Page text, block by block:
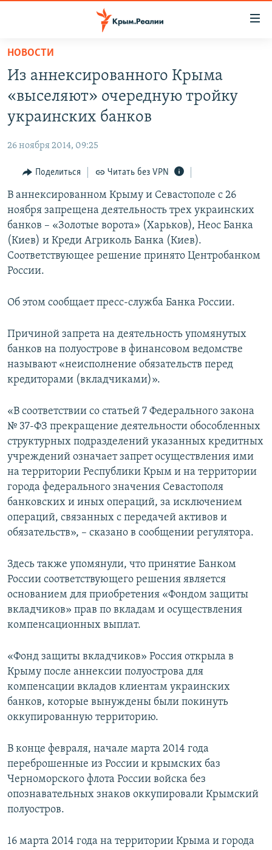
Вернуться
основному
содержанию
главной
навигации
Вернутся
поиску
11 ЛЕТ ОККУПАЦИИ КРЫМА. 11 ИСТОРИЙ СОПРОТИВЛЕНИЯ
ЕЩЕ
ИНТЕРАКТИВ
ИНФОГРАФИКА
ТЕЛЕПРОЕКТ КРЫМ.РЕАЛИИ
СОВЕТЫ ПРАВОЗАЩИТНИКОВ
ПРОПАВШИЕ БЕЗ ВЕСТИ
КРЫМ.НЕПОКОРЕННЫЙ
УКРАИНСКАЯ ПРОБЛЕМА КРЫМА
РАДІО СВОБОДА
КАК ОБОЙТИ БЛОКИРОВКУ
Українською
Qırımtatar
Все сайты RFE/RL
НОВОСТИ
Из аннексированного Крыма
«выселяют» очередную тройку
украинских банков
26 ноября 2014, 09:25
Поделиться Читать без VPN
В аннексированном Крыму и Севастополе с 26
ноября запрещена деятельность трех украинских
банков – «Золотые ворота» (Харьков), Неос Банка
(Киев) и Креди Агриколь Банка (Киев).
Соответствующее решение принято Центробанком
России.
Об этом сообщает пресс-служба Банка России.
Причиной запрета на деятельность упомянутых
банков на полуострове в финансовом ведомстве
называют «неисполнение обязательств перед
кредиторами (вкладчиками)».
«В соответствии со статьей 7 Федерального закона
№ 37-ФЗ прекращение деятельности обособленных
структурных подразделений указанных кредитных
учреждений означает запрет осуществления ими
на территории Республики Крым и на территории
города федерального значения Севастополя
банковских и иных операций, за исключением
операций, связанных с передачей активов и
обязательств», – сказано в сообщении регулятора.
Здесь также упомянули, что принятие Банком
России соответствующего решения является
основанием для приобретения «Фондом защиты
вкладчиков» прав по вкладам и осуществления
компенсационных выплат.
«Фонд защиты вкладчиков» Россия открыла в
Крыму после аннексии полуострова для
компенсации вкладов клиентам украинских
банков, которые вынуждены были покинуть
оккупированную территорию.
В конце февраля, начале марта 2014 года
переброшенные из России и крымских баз
Черноморского флота России войска без
опознавательных знаков оккупировали Крымский
полуостров.
16 марта 2014 года на территории Крыма и города